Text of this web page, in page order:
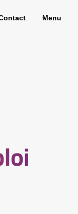
Menu